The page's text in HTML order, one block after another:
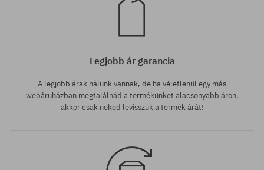
Legjobb ár garancia
A legjobb árak nálunk vannak, de ha véletlenül egy más
webáruházban megtalálnád a termékünket alacsonyabb áron,
akkor csak neked levisszük a termék árát!